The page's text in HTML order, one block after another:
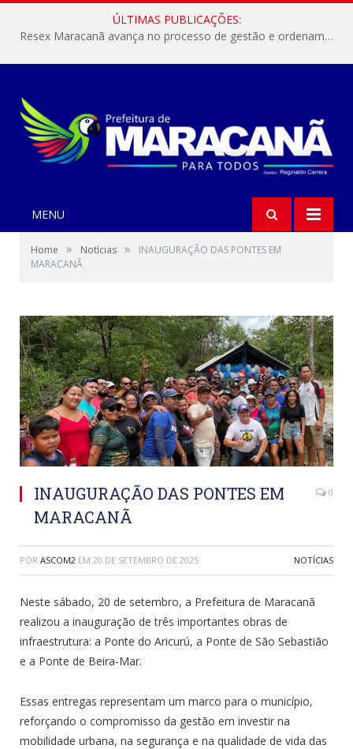
ÚLTIMAS PUBLICAÇÕES:
Resex Maracanã avança no processo de gestão e ordenamento do turismo em nossas áreas protegidas.
MENU
Home » Notícias »
INAUGURAÇÃO DAS PONTES EM
MARACANÃ
INAUGURAÇÃO DAS PONTES EM
MARACANÃ
0
POR ASCOM2 EM 20 DE SETEMBRO DE 2025 NOTÍCIAS
Neste sábado, 20 de setembro, a Prefeitura de Maracanã
realizou a inauguração de três importantes obras de
infraestrutura: a Ponte do Aricurú, a Ponte de São Sebastião
e a Ponte de Beira-Mar.
Essas entregas representam um marco para o município,
reforçando o compromisso da gestão em investir na
mobilidade urbana, na segurança e na qualidade de vida das